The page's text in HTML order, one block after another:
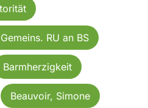
RU an BS
Barmherzigkeit
Beauvoir, Simone